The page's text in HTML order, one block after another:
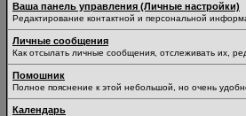
Ваша панель управления (Личные настройки)
Редактирование контактной и персональной
Личные сообщения
Как отсылать личные сообщения, отслеживать их,
Помошник
Полное пояснение к этой небольшой, но очень
Календарь